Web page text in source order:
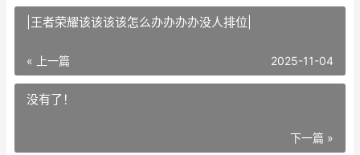
|王者荣耀该该该该怎么办办办办没人排位|
« 上一篇 2025-11-04
没有了！
下一篇 »